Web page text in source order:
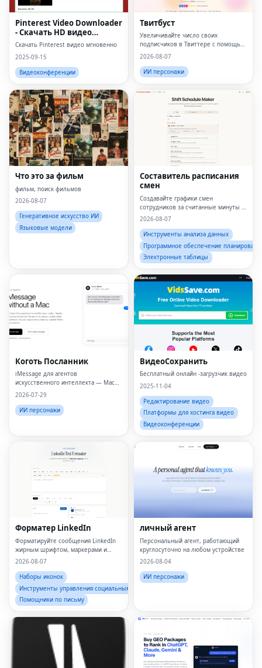
Pinterest Video Downloader
- Скачать HD видео
онлайн
Скачать Pinterest видео мгновенно
2025-09-15
Видеоконференции
Твитбуст
Увеличивайте число своих
подписчиков в Твиттере с помощью
реальных, органических
искусственного интеллекта, без
ботов и дропов.
2026-08-07
ИИ персонажи
Что это за фильм
фильм, поиск фильмов
2026-08-07
Генеративное искусство ИИ
Языковые модели
Составитель расписания
смен
Создавайте графики смен
сотрудников за считанные минуты с
помощью простого онлайн-
2026-08-07
Инструменты анализа данных
Программное обеспечение
Электронные таблицы
Коготь Посланник
iMessage для агентов
искусственного интеллекта — Mac
не требуется
2026-07-29
ИИ персонажи
ВидеоСохранить
Бесплатный онлайн -загрузчик видео
2025-11-04
Редактирование видео
Платформы для хостинга видео
Видеоконференции
Форматер LinkedIn
Форматируйте сообщения LinkedIn
жирным шрифтом, маркерами и
четкой структурой за считанные
2026-08-07
Наборы иконок
Инструменты управления социальными сетями
Помощники по письму
личный агент
Персональный агент, работающий
круглосуточно на любом устройстве
2026-08-04
ИИ персонажи